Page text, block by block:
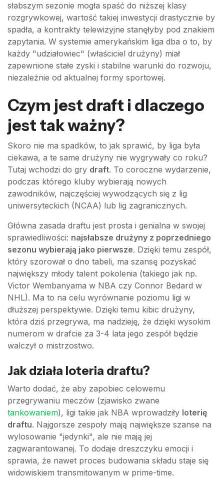
słabszym sezonie mogła spaść do niższej klasy
rozgrywkowej, wartość takiej inwestycji drastycznie by
spadła, a kontrakty telewizyjne stanęłyby pod znakiem
zapytania. W systemie amerykańskim liga dba o to, by
każdy "udziałowiec" (właściciel drużyny) miał
zapewnione stałe zyski i stabilne warunki do rozwoju,
niezależnie od aktualnej formy sportowej.
Czym jest draft i dlaczego
jest tak ważny?
Skoro nie ma spadków, to jak sprawić, by liga była
ciekawa, a te same drużyny nie wygrywały co roku?
Tutaj wchodzi do gry draft. To coroczne wydarzenie,
podczas którego kluby wybierają nowych
zawodników, najczęściej wywodzących się z lig
uniwersyteckich (NCAA) lub lig zagranicznych.
Główna zasada draftu jest prosta i genialna w swojej
sprawiedliwości: najsłabsze drużyny z poprzedniego
sezonu wybierają jako pierwsze. Dzięki temu zespół,
który szorował o dno tabeli, ma szansę pozyskać
największy młody talent pokolenia (takiego jak np.
Victor Wembanyama w NBA czy Connor Bedard w
NHL). Ma to na celu wyrównanie poziomu ligi w
dłuższej perspektywie. Dzięki temu kibic drużyny,
która dziś przegrywa, ma nadzieję, że dzięki wysokim
numerom w drafcie za 3-4 lata jego zespół będzie
walczył o mistrzostwo.
Jak działa loteria draftu?
Warto dodać, że aby zapobiec celowemu
przegrywaniu meczów (zjawisko zwane
tankowaniem), ligi takie jak NBA wprowadziły loterię
draftu. Najgorsze zespoły mają największe szanse na
wylosowanie "jedynki", ale nie mają jej
zagwarantowanej. To dodaje dreszczyku emocji i
sprawia, że nawet proces budowania składu staje się
widowiskiem transmitowanym w prime-time.